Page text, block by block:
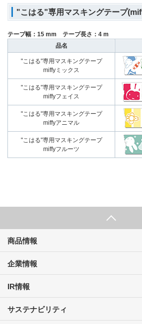
"こはる"専用マスキングテープ
テープ幅：15 mm テープ長さ：4 m
品名
"こはる"専用マスキングテープ
miffyミックス
"こはる"専用マスキングテープ
miffyフェイス
"こはる"専用マスキングテープ
miffyアニマル
"こはる"専用マスキングテープ
miffyフルーツ
商品情報
企業情報
IR情報
サステナビリティ